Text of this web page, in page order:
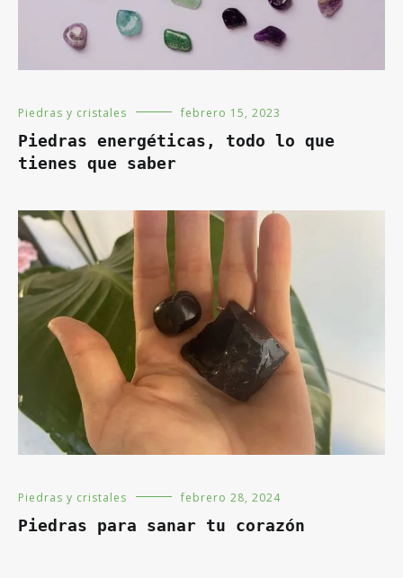
Piedras y cristales febrero 15, 2023
Piedras energéticas, todo lo que
tienes que saber
Piedras y cristales febrero 28, 2024
Piedras para sanar tu corazón